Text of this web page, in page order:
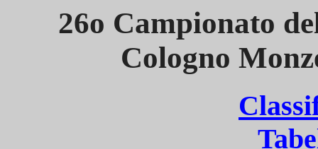
26o Campionato
Cologno